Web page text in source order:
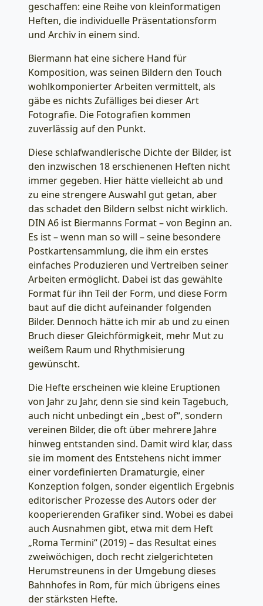
geschaffen: eine Reihe von kleinformatigen
Heften, die individuelle Präsentationsform
und Archiv in einem sind.
Biermann hat eine sichere Hand für
Komposition, was seinen Bildern den Touch
wohlkomponierter Arbeiten vermittelt, als
gäbe es nichts Zufälliges bei dieser Art
Fotografie. Die Fotografien kommen
zuverlässig auf den Punkt.
Diese schlafwandlerische Dichte der Bilder, ist
den inzwischen 18 erschienenen Heften nicht
immer gegeben. Hier hätte vielleicht ab und
zu eine strengere Auswahl gut getan, aber
das schadet den Bildern selbst nicht wirklich.
DIN A6 ist Biermanns Format – von Beginn an.
Es ist – wenn man so will – seine besondere
Postkartensammlung, die ihm ein erstes
einfaches Produzieren und Vertreiben seiner
Arbeiten ermöglicht. Dabei ist das gewählte
Format für ihn Teil der Form, und diese Form
baut auf die dicht aufeinander folgenden
Bilder. Dennoch hätte ich mir ab und zu einen
Bruch dieser Gleichförmigkeit, mehr Mut zu
weißem Raum und Rhythmisierung
gewünscht.
Die Hefte erscheinen wie kleine Eruptionen
von Jahr zu Jahr, denn sie sind kein Tagebuch,
auch nicht unbedingt ein „best of“, sondern
vereinen Bilder, die oft über mehrere Jahre
hinweg entstanden sind. Damit wird klar, dass
sie im moment des Entstehens nicht immer
einer vordefinierten Dramaturgie, einer
Konzeption folgen, sonder eigentlich Ergebnis
editorischer Prozesse des Autors oder der
kooperierenden Grafiker sind. Wobei es dabei
auch Ausnahmen gibt, etwa mit dem Heft
„Roma Termini“ (2019) – das Resultat eines
zweiwöchigen, doch recht zielgerichteten
Herumstreunens in der Umgebung dieses
Bahnhofes in Rom, für mich übrigens eines
der stärksten Hefte.